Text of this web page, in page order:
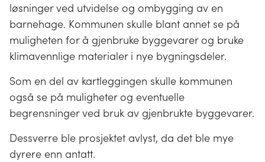
løsninger ved utvidelse og ombygging av en
barnehage. Kommunen skulle blant annet se på
muligheten for å gjenbruke byggevarer og bruke
klimavennlige materialer i nye bygningsdeler.
Som en del av kartleggingen skulle kommunen
også se på muligheter og eventuelle
begrensninger ved bruk av gjenbrukte byggevarer.
Dessverre ble prosjektet avlyst, da det ble mye
dyrere enn antatt.